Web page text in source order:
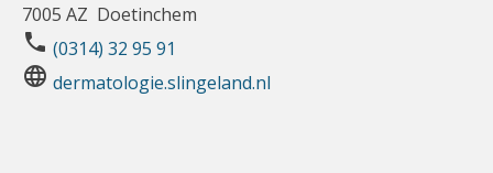
7005 AZ Doetinchem
phone (0314) 32 95 91
language dermatologie.slingeland.nl